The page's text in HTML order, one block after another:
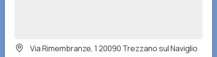
Via Rimembranze, 1 20090 Trezzano sul Naviglio